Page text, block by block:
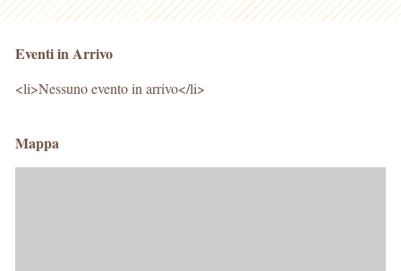
Eventi in Arrivo
<li>Nessuno evento in arrivo</li>
Mappa